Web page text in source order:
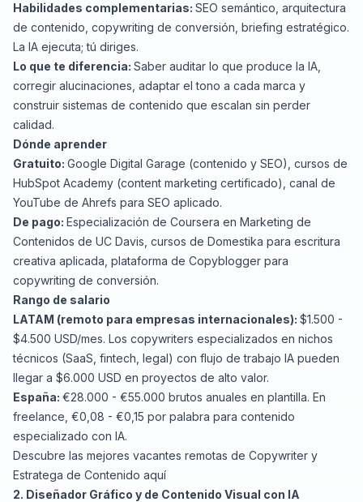
Habilidades complementarias: SEO semántico, arquitectura
de contenido, copywriting de conversión, briefing estratégico.
La IA ejecuta; tú diriges.
Lo que te diferencia: Saber auditar lo que produce la IA,
corregir alucinaciones, adaptar el tono a cada marca y
construir sistemas de contenido que escalan sin perder
calidad.
Dónde aprender
Gratuito: Google Digital Garage (contenido y SEO), cursos de
HubSpot Academy (content marketing certificado), canal de
YouTube de Ahrefs para SEO aplicado.
De pago: Especialización de Coursera en Marketing de
Contenidos de UC Davis, cursos de Domestika para escritura
creativa aplicada, plataforma de Copyblogger para
copywriting de conversión.
Rango de salario
LATAM (remoto para empresas internacionales): $1.500 -
$4.500 USD/mes. Los copywriters especializados en nichos
técnicos (SaaS, fintech, legal) con flujo de trabajo IA pueden
llegar a $6.000 USD en proyectos de alto valor.
España: €28.000 - €55.000 brutos anuales en plantilla. En
freelance, €0,08 - €0,15 por palabra para contenido
especializado con IA.
Descubre las mejores vacantes remotas de Copywriter y
Estratega de Contenido aquí
2. Diseñador Gráfico y de Contenido Visual con IA